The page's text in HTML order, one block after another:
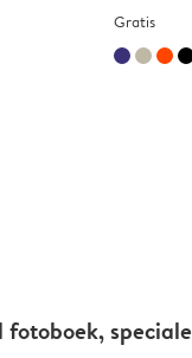
Gratis
fotoboek,